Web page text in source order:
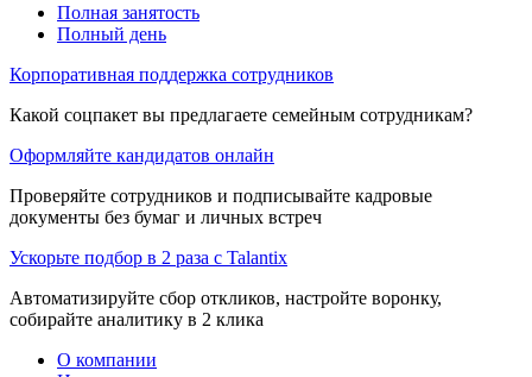
Полная занятость
Полный день
Корпоративная поддержка сотрудников
Какой соцпакет вы предлагаете семейным сотрудникам?
Оформляйте кандидатов онлайн
Проверяйте сотрудников и подписывайте кадровые
документы без бумаг и личных встреч
Ускорьте подбор в 2 раза с Talantix
Автоматизируйте сбор откликов, настройте воронку,
собирайте аналитику в 2 клика
О компании